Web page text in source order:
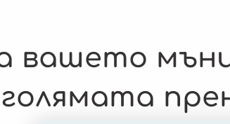
вашето
голямата